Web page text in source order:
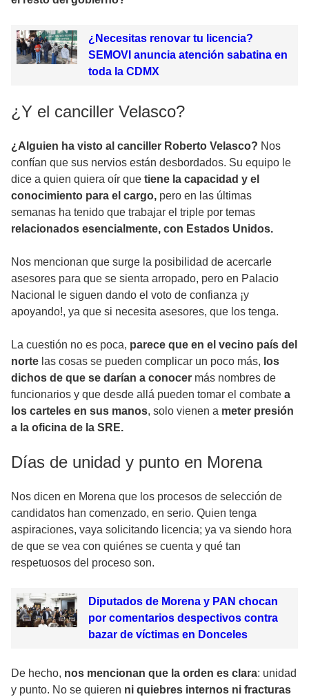
¿Necesitas renovar tu licencia?
SEMOVI anuncia atención sabatina en
toda la CDMX
¿Y el canciller Velasco?
¿Alguien ha visto al canciller Roberto Velasco? Nos
confían que sus nervios están desbordados. Su equipo le
dice a quien quiera oír que tiene la capacidad y el
conocimiento para el cargo, pero en las últimas
semanas ha tenido que trabajar el triple por temas
relacionados esencialmente, con Estados Unidos.
Nos mencionan que surge la posibilidad de acercarle
asesores para que se sienta arropado, pero en Palacio
Nacional le siguen dando el voto de confianza ¡y
apoyando!, ya que si necesita asesores, que los tenga.
La cuestión no es poca, parece que en el vecino país del
norte las cosas se pueden complicar un poco más, los
dichos de que se darían a conocer más nombres de
funcionarios y que desde allá pueden tomar el combate a
los carteles en sus manos, solo vienen a meter presión
a la oficina de la SRE.
Días de unidad y punto en Morena
Nos dicen en Morena que los procesos de selección de
candidatos han comenzado, en serio. Quien tenga
aspiraciones, vaya solicitando licencia; ya va siendo hora
de que se vea con quiénes se cuenta y qué tan
respetuosos del proceso son.
Diputados de Morena y PAN chocan
por comentarios despectivos contra
bazar de víctimas en Donceles
De hecho, nos mencionan que la orden es clara: unidad
y punto. No se quieren ni quiebres internos ni fracturas